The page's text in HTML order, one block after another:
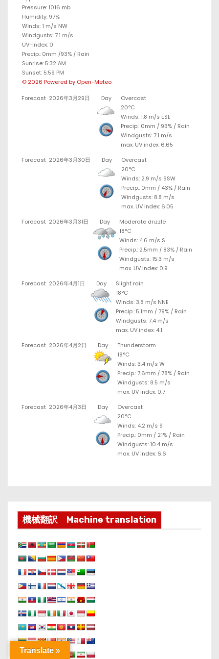
Pressure: 1016 mb
Humidity: 97%
Winds: 1 m/s NW
Windgusts: 7.1 m/s
UV-Index: 0
Precip.: 0mm /93% / Rain
Sunrise: 5:32 AM
Sunset: 5:59 PM
© 2026 Powered by Open-Meteo
Forecast 2026年3月29日 Day
Overcast
20°C
Winds: 1.8 m/s ESE
Precip.: 0mm / 93% / Rain
Windgusts: 7.1 m/s
max. UV index: 6.65
Forecast 2026年3月30日 Day
Overcast
20°C
Winds: 2.9 m/s SSW
Precip.: 0mm / 43% / Rain
Windgusts: 8.8 m/s
max. UV index: 6.05
Forecast 2026年3月31日 Day
Moderate drizzle
18°C
Winds: 4.6 m/s S
Precip.: 2.5mm / 83% / Rain
Windgusts: 15.3 m/s
max. UV index: 0.9
Forecast 2026年4月1日 Day
Slight rain
18°C
Winds: 3.8 m/s NNE
Precip.: 5.1mm /79% / Rain
Windgusts: 7.4 m/s
max. UV index: 4.1
Forecast 2026年4月2日 Day
Thunderstorm
18°C
Winds: 3.4 m/s W
Precip.:7.6mm /78% / Rain
Windgusts: 8.5 m/s
max. UV index: 0.7
Forecast 2026年4月3日 Day
Overcast
20°C
Winds: 4.2 m/s S
Precip.: 0mm / 21% / Rain
Windgusts: 10.4 m/s
max. UV index: 6.6
機械翻訳 Machine translation
Translate »